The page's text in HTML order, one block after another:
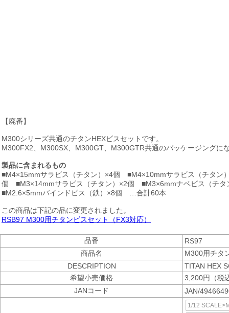
【廃番】
M300シリーズ共通のチタンHEXビスセットです。
M300FX2、M300SX、M300GT、M300GTR共通のパッケージングに
製品に含まれるもの
■M4×15mmサラビス（チタン）×4個 ■M4×10mmサラビス（チタ
個 ■M3×14mmサラビス（チタン）×2個 ■M3×6mmナベビス（チ
■M2.6×5mmバインドビス（鉄）×8個 …合計60本
この商品は下記の品に変更されました。
RSB97 M300用チタンビスセット（FX3対応）
品番
RS97
商品名
M300用チタ
DESCRIPTION
TITAN HEX
希望小売価格
3,200円（税
JANコード
JAN/
1/12